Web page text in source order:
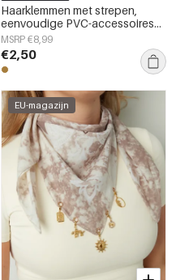
Haarklemmen met strepen,
eenvoudige PVC-accessoires
voor dagelijks gebruik
MSRP €8,99
€2,50
EU-magazijn